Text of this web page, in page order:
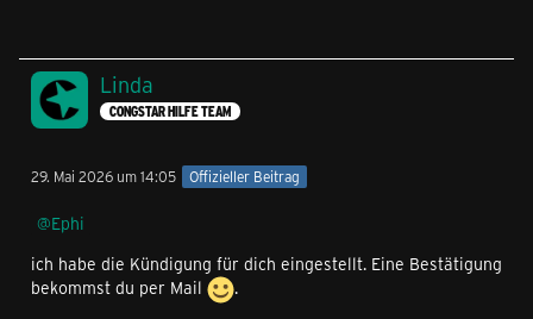
Linda
CONGSTAR HILFE TEAM
29. Mai 2026 um 14:05 Offizieller Beitrag
Ephi
ich habe die Kündigung für dich eingestellt. Eine Bestätigung
bekommst du per Mail
.